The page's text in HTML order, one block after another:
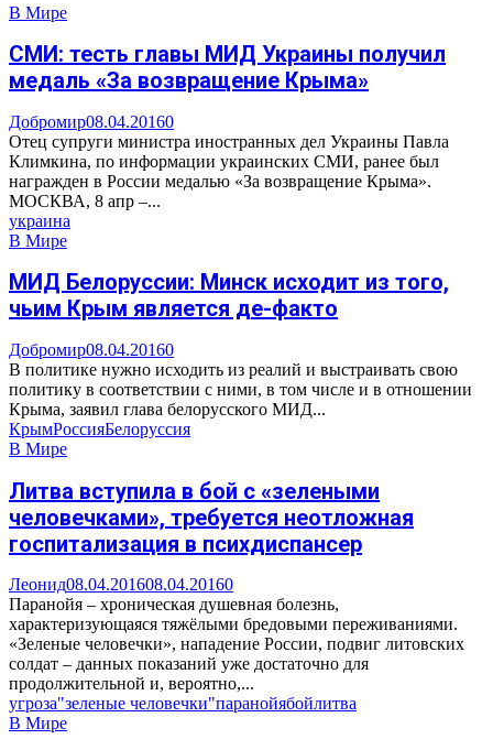
В Мире
СМИ: тесть главы МИД Украины получил
медаль «За возвращение Крыма»
Добромир08.04.20160
Отец супруги министра иностранных дел Украины Павла
Климкина, по информации украинских СМИ, ранее был
награжден в России медалью «За возвращение Крыма».
МОСКВА, 8 апр –...
украина
В Мире
МИД Белоруссии: Минск исходит из того,
чьим Крым является де-факто
Добромир08.04.20160
В политике нужно исходить из реалий и выстраивать свою
политику в соответствии с ними, в том числе и в отношении
Крыма, заявил глава белорусского МИД...
КрымРоссияБелоруссия
В Мире
Литва вступила в бой с «зелеными
человечками», требуется неотложная
госпитализация в психдиспансер
Леонид08.04.201608.04.20160
Паранойя – хроническая душевная болезнь,
характеризующаяся тяжёлыми бредовыми переживаниями.
«Зеленые человечки», нападение России, подвиг литовских
солдат – данных показаний уже достаточно для
продолжительной и, вероятно,...
угроза"зеленые человечки"паранойябойлитва
В Мире